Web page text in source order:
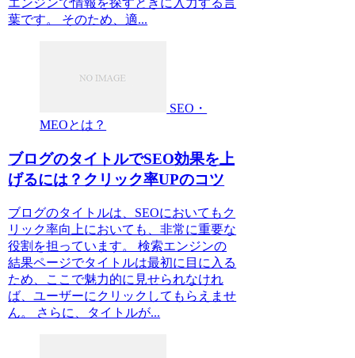
エンジンで情報を探すときに入力する言
葉です。 そのため、適...
SEO・
MEOとは？
ブログのタイトルでSEO効果を上
げるには？クリック率UPのコツ
ブログのタイトルは、SEOにおいてもク
リック率向上においても、非常に重要な
役割を担っています。 検索エンジンの
結果ページでタイトルは最初に目に入る
ため、ここで魅力的に見せられなけれ
ば、ユーザーにクリックしてもらえませ
ん。 さらに、タイトルが...